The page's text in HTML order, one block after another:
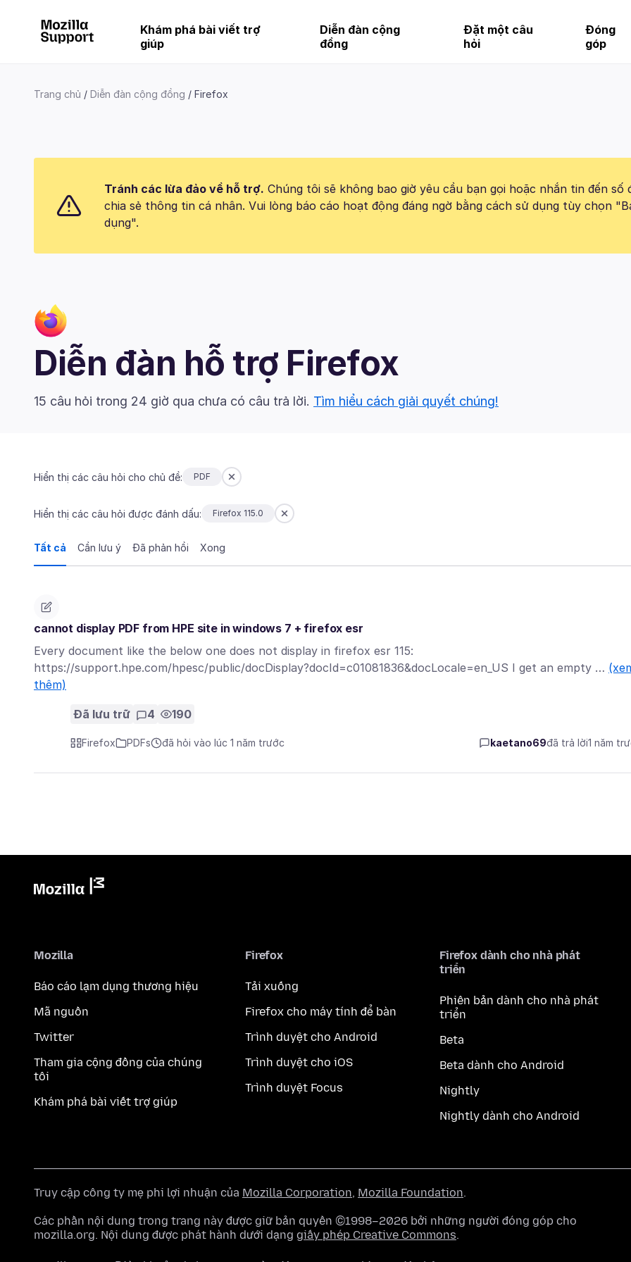
Khám phá bài viết trợ
giúp
Diễn đàn cộng
đồng
Đặt một câu
hỏi
Đóng
góp
Trang chủ Diễn đàn cộng đồng Firefox
Tránh các lừa đảo về hỗ trợ. Chúng tôi sẽ không bao giờ yêu cầu bạn gọi hoặc nhắn tin đến số
chia sẻ thông tin cá nhân. Vui lòng báo cáo hoạt động đáng ngờ bằng cách sử dụng tùy chọn
dụng".
Diễn đàn hỗ trợ Firefox
15 câu hỏi trong 24 giờ qua chưa có câu trả lời. Tìm hiểu cách giải quyết chúng!
Hiển thị các câu hỏi cho chủ đề: PDF
Hiển thị các câu hỏi được đánh dấu: Firefox 115.0
Tất cả Cần lưu ý Đã phản hồi Xong
cannot display PDF from HPE site in windows 7 + firefox esr
Every document like the below one does not display in firefox esr 115:
https://support.hpe.com/hpesc/public/docDisplay?docId=c01081836&docLocale=en_US I get an empty …
thêm)
Đã lưu trữ 4 190
Firefox PDFs đã hỏi vào lúc 1 năm trước kaetano69đã trả lời1 năm
Mozilla
Báo cáo lạm dụng thương hiệu
Mã nguồn
Twitter
Tham gia cộng đồng của chúng
tôi
Khám phá bài viết trợ giúp
Firefox
Tải xuống
Firefox cho máy tính để bàn
Trình duyệt cho Android
Trình duyệt cho iOS
Trình duyệt Focus
Firefox dành cho nhà phát
triển
Phiên bản dành cho nhà phát
triển
Beta
Beta dành cho Android
Nightly
Nightly dành cho Android
Truy cập công ty mẹ phi lợi nhuận của Mozilla Corporation, Mozilla Foundation.
Các phần nội dung trong trang này được giữ bản quyền ©1998–2026 bởi những người đóng góp cho
mozilla.org. Nội dung được phát hành dưới dạng giấy phép Creative Commons.